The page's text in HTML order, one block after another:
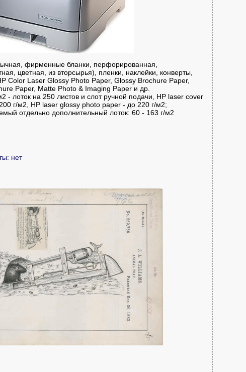
фирменные бланки, перфорированная,
цветная, из вторсырья), пленки, наклейки, конверты,
Color Laser Glossy Photo Paper, Glossy Brochure Paper,
Paper, Matte Photo & Imaging Paper и др.
- лоток на 250 листов и слот ручной подачи, HP laser cover
г/м2, HP laser glossy photo paper - до 220 г/м2;
отдельно дополнительный лоток: 60 - 163 г/м2
нет